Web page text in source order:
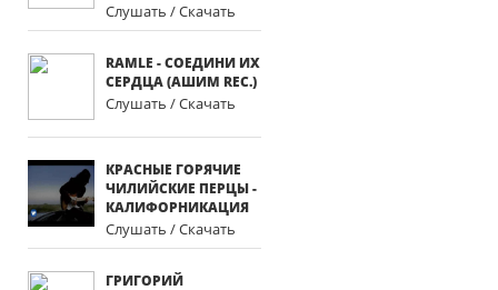
Слушать / Скачать
RAMLE - СОЕДИНИ ИХ
СЕРДЦА (АШИМ REC.)
Слушать / Скачать
КРАСНЫЕ ГОРЯЧИЕ
ЧИЛИЙСКИЕ ПЕРЦЫ -
КАЛИФОРНИКАЦИЯ
Слушать / Скачать
ГРИГОРИЙ